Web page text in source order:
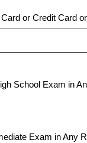
or Credit Card
School Exam in
Exam in Any